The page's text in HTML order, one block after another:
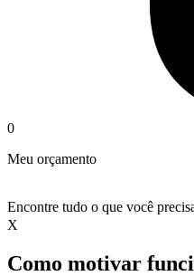
0
Meu orçamento
Encontre tudo o que você
X
Como motivar